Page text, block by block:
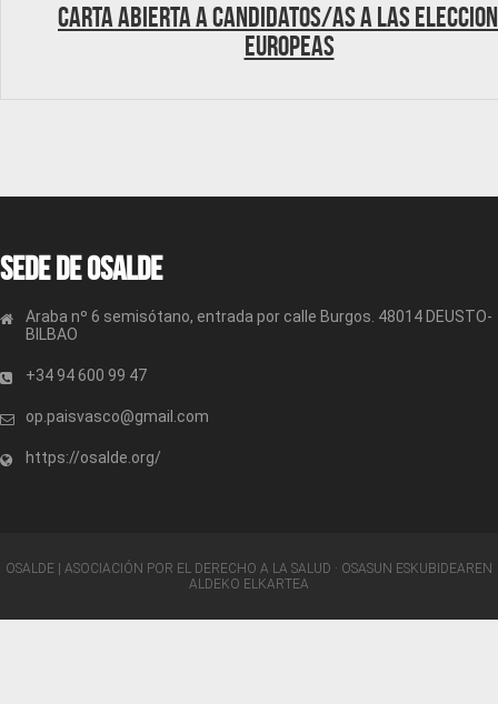
Carta abierta a candidatos/as a las
Europeas
Sede de OSALDE
Araba nº 6 semisótano, entrada por calle Burgos. 48014 DEUSTO-
BILBAO
+34 94 600 99 47
op.paisvasco@gmail.com
https://osalde.org/
OSALDE | ASOCIACIÓN POR EL DERECHO A LA SALUD · OSASUN ESKUBIDEAREN
ALDEKO ELKARTEA